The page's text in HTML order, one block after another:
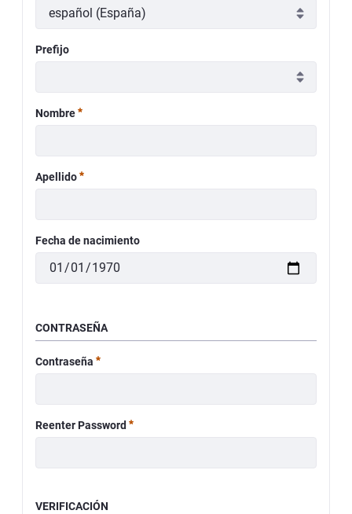
Prefijo
Nombre Requerido
Apellido Requerido
Fecha de nacimiento
CONTRASEÑA
Contraseña Requerido
Reenter Password Requerido
VERIFICACIÓN